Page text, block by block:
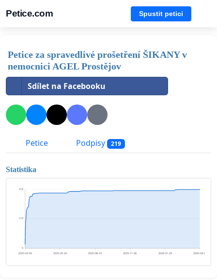
Petice.com Spustit petici
Petice za spravedlivé prošetření ŠIKANY v
nemocnici AGEL Prostějov
Sdílet na Facebooku
Petice Podpisy 219
Statistika
0
110
219
2025-03-09 2025-05-29 2025-08-19 2025-11-08 2026-01-29 2026-04-20